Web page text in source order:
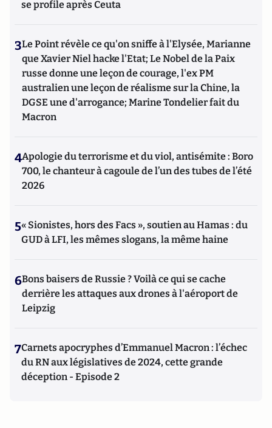
se profile après Ceuta
3Le Point révèle ce qu'on sniffe à l'Elysée, Marianne
que Xavier Niel hacke l'Etat; Le Nobel de la Paix
russe donne une leçon de courage, l'ex PM
australien une leçon de réalisme sur la Chine, la
DGSE une d'arrogance; Marine Tondelier fait du
Macron
4Apologie du terrorisme et du viol, antisémite : Boro
700, le chanteur à cagoule de l’un des tubes de l’été
2026
5« Sionistes, hors des Facs », soutien au Hamas : du
GUD à LFI, les mêmes slogans, la même haine
6Bons baisers de Russie ? Voilà ce qui se cache
derrière les attaques aux drones à l'aéroport de
Leipzig
7Carnets apocryphes d’Emmanuel Macron : l’échec
du RN aux législatives de 2024, cette grande
déception - Episode 2